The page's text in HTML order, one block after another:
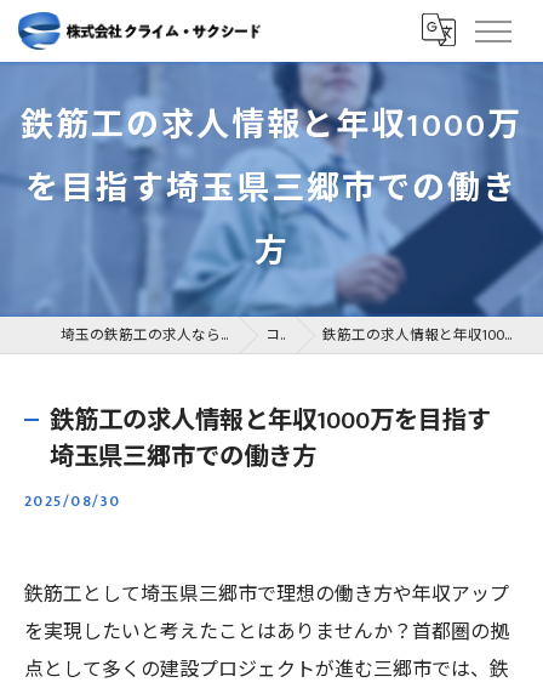
鉄筋工の求人情報と年収1000万
を目指す埼玉県三郷市での働き
方
埼玉の鉄筋工の求人なら株式会社クライム・サクシード コラム 鉄筋工の求人情報と年収1000万を目指す埼玉県三郷市での働き方
鉄筋工の求人情報と年収1000万を目指す
埼玉県三郷市での働き方
2025/08/30
鉄筋工として埼玉県三郷市で理想の働き方や年収アップ
を実現したいと考えたことはありませんか？首都圏の拠
点として多くの建設プロジェクトが進む三郷市では、鉄